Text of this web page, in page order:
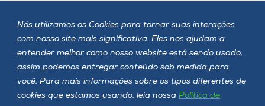
Nós utilizamos os Cookies para tornar suas interações
com nosso site mais significativa. Eles nos ajudam a
entender melhor como nosso website está sendo usado,
assim podemos entregar conteúdo sob medida para
você. Para mais informações sobre os tipos diferentes de
cookies que estamos usando, leia nossa Política de
Siga a Unoesc